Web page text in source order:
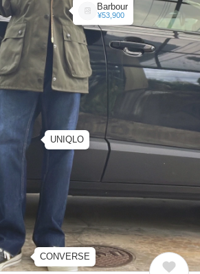
UNIQLO
Barbour
¥53,900
CONVERSE